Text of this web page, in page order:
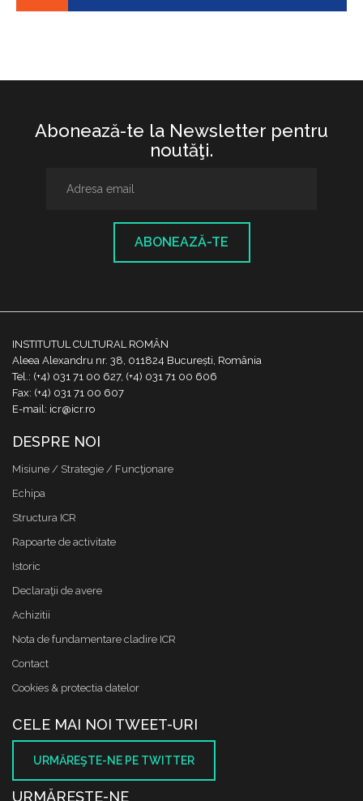
Abonează-te la Newsletter pentru
noutăţi.
ABONEAZĂ-TE
INSTITUTUL CULTURAL ROMÂN
Aleea Alexandru nr. 38, 011824 București, România
Tel.: (+4) 031 71 00 627, (+4) 031 71 00 606
Fax: (+4) 031 71 00 607
E-mail: icr@icr.ro
DESPRE NOI
Misiune / Strategie / Funcţionare
Echipa
Structura ICR
Rapoarte de activitate
Istoric
Declaraţii de avere
Achizitii
Nota de fundamentare cladire ICR
Contact
Cookies & protectia datelor
CELE MAI NOI TWEET-URI
URMĂREŞTE-NE PE TWITTER
URMĂREŞTE-NE